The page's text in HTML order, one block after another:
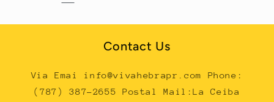
Contact Us
Via Emai info@vivahebrapr.com Phone:
(787) 387-2655 Postal Mail:La Ceiba